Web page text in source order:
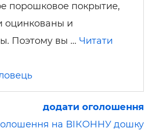
порошковое покрытие,
оцинкованы и
Поэтому вы … Читати
додати оголошення
на ВІКОННУ дошку